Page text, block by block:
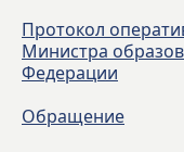
Протокол
Министра
Федерации
Обращение